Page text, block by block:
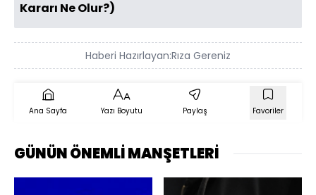
Kararı Ne Olur?)
Haberi Hazırlayan:Rıza Gereniz
Ana Sayfa Yazı Boyutu Paylaş Favoriler
GÜNÜN ÖNEMLİ MANŞETLERİ